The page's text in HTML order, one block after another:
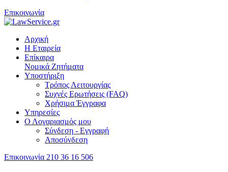
Επικοινωνία
Αρχική
Η Εταιρεία
Επίκαιρα
Νομικά Ζητήματα
Υποστήριξη
Τρόπος Λειτουργίας
Συχνές Ερωτήσεις (FAQ)
Χρήσιμα Έγγραφα
Υπηρεσίες
Ο Λογαριασμός μου
Σύνδεση - Εγγραφή
Αποσύνδεση
Επικοινωνία 210 36 16 506